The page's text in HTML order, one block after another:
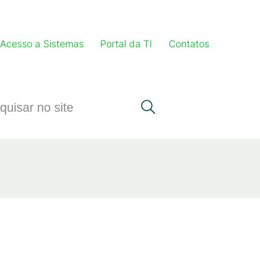
Acesso a Sistemas Portal da TI Contatos